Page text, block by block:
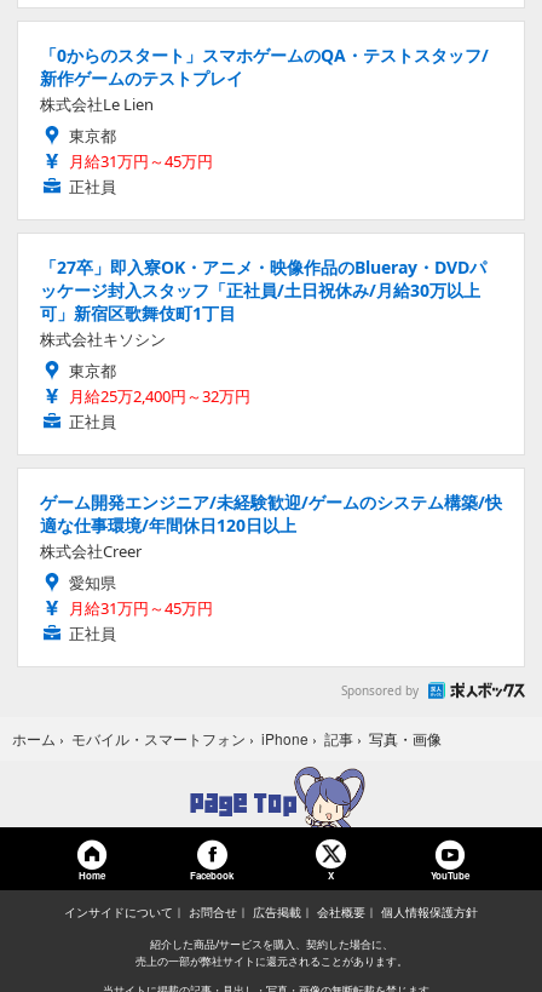
「0からのスタート」スマホゲームのQA・テストスタッフ/
新作ゲームのテストプレイ
株式会社Le Lien
東京都
月給31万円～45万円
正社員
「27卒」即入寮OK・アニメ・映像作品のBlueray・DVDパ
ッケージ封入スタッフ「正社員/土日祝休み/月給30万以上
可」新宿区歌舞伎町1丁目
株式会社キソシン
東京都
月給25万2,400円～32万円
正社員
ゲーム開発エンジニア/未経験歓迎/ゲームのシステム構築/快
適な仕事環境/年間休日120日以上
株式会社Creer
愛知県
月給31万円～45万円
正社員
Sponsored by
ホーム › モバイル・スマートフォン › iPhone › 記事 › 写真・画像
Home Facebook X YouTube
インサイドについて お問合せ 広告掲載 会社概要 個人情報保護方針
紹介した商品/サービスを購入、契約した場合に、
売上の一部が弊社サイトに還元されることがあります。